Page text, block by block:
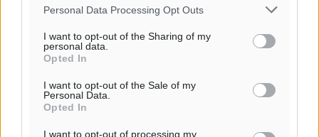
Personal Data Processing Opt Outs
I want to opt-out of the Sharing of my
personal data.
Opted In
I want to opt-out of the Sale of my
Personal Data.
Opted In
I want to opt-out of processing my
Ειδήσεις• πριν 12 ώρες
Δύο σχολεία της Λέρου αλλάζουν όψη με δωρεά
αγάπης για τα παιδιά
Τοπικές Ειδήσεις πριν 12 ώρες